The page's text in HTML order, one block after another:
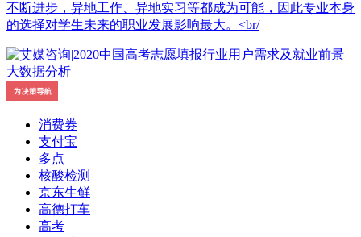
不断进步，异地工作、异地实习等都成为可能，因此专业本身
的选择对学生未来的职业发展影响最大。<br/
消费券
支付宝
多点
核酸检测
京东生鲜
高德打车
高考